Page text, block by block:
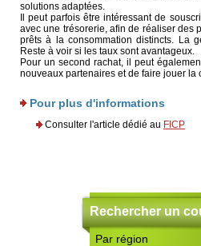
Rechercher un
Par région
solutions adaptées.
Il peut parfois être intéressant de
avec une trésorerie, afin de réaliser des
prêts à la consommation distincts. La
Reste à voir si les taux sont avantageux.
Pour un second rachat, il peut
nouveaux partenaires et de faire jouer la
Pour plus d'informations
Consulter l'article dédié au FICP